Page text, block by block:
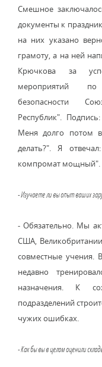
Смешное
документы к
на них указано
грамоту, а на ней
Крючкова за
мероприятий по
безопасности
Республик".
Меня долго потом
делать?". Я
компромат мощный".
- Изучаете ли вы опыт ваших
- Обязательно. Мы
США,
совместные учения.
недавно
назначения. К
подразделений
чужих ошибках.
- Как бы вы в целом оценили